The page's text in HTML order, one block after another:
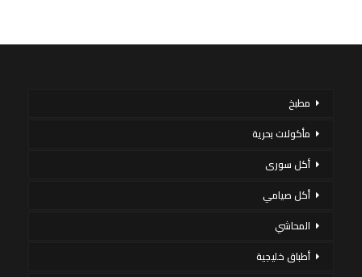
مطبخ
مأكولات بحرية
أكل سورى
أكل صيامي
المحاشي
أطباق خليجية